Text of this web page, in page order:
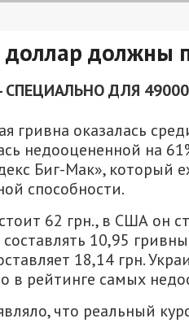
должны
ДЛЯ
гривна оказалась
недооцененной на
Биг-Мак», который
способности.
62 грн., в США он
10,95
18,14 грн.
в рейтинге самых
что реальный